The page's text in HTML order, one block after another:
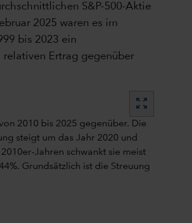
S&P-500-Aktie
2025 waren es im
bis 2023 ein
relativen Ertrag gegenüber
zoom_out_map